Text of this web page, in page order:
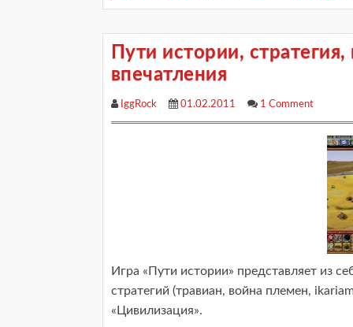
Пути истории, стратегия,
впечатления
IggRock 01.02.2011 1 Comment
Игра «Пути истории» представляет из
стратегий (травиан, война племен,
«Цивилизация».